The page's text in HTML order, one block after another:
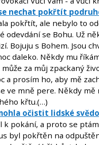
nechat pokřtít
pokřtít, ale nebylo to
odevdání se Bohu. Už
Bojuju s Bohem. Jsou
daleko. Někdy mu
za můj zpackaný
a prosím ho, aby mě
ve mně pere. Někdy mě
křtu.(…)
očistit lidské
k pokání, a proto se
byl pokřtěn na